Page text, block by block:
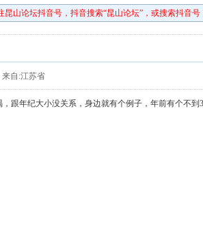
昆山论坛抖音号，抖音搜索“昆山论坛”，或搜索抖音号
来自:江苏省
跟年纪大小没关系，身边就有个例子，年前有个不